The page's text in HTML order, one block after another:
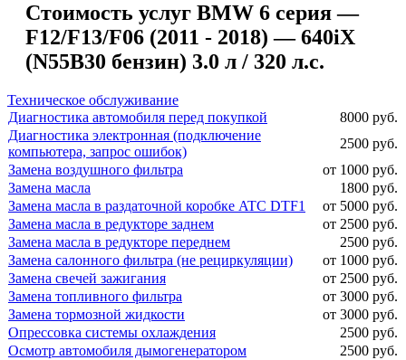
Стоимость услуг BMW 6 серия —
F12/F13/F06 (2011 - 2018) — 640iX
(N55B30 бензин) 3.0 л / 320 л.с.
Техническое обслуживание
Диагностика автомобиля перед покупкой
8000 руб.
Диагностика электронная (подключение
компьютера, запрос ошибок)
2500 руб.
Замена воздушного фильтра
от 1000 руб.
Замена масла
1800 руб.
Замена масла в раздаточной коробке ATC DTF1
от 5000 руб.
Замена масла в редукторе заднем
от 2500 руб.
Замена масла в редукторе переднем
2500 руб.
Замена салонного фильтра (не рециркуляции)
от 1000 руб.
Замена свечей зажигания
от 2500 руб.
Замена топливного фильтра
от 3000 руб.
Замена тормозной жидкости
от 3000 руб.
Опрессовка системы охлаждения
2500 руб.
Осмотр автомобиля дымогенератором
2500 руб.